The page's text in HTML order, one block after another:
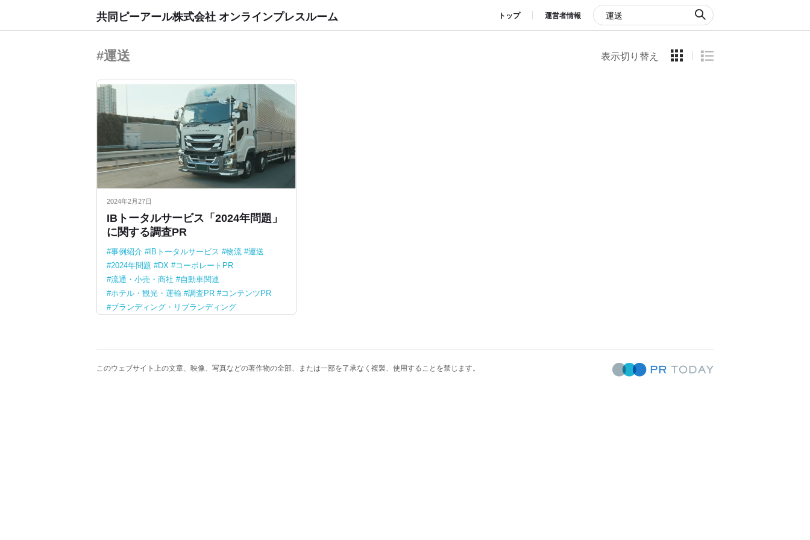
共同ピーアール株式会社 オンラインプレスルーム トップ 運営者情報
#運送 表示切り替え
2024年2月27日
IBトータルサービス「2024年問題」
に関する調査PR
事例紹介 IBトータルサービス 物流
運送
2024年問題
DX
コーポレートPR
流通・小売・商社
自動車関連
ホテル・観光・運輸
調査PR
コンテンツPR
ブランディング・リブランディング
このウェブサイト上の文章、映像、写真などの著作物の全部、または一部を了承なく複製、使用することを禁じます。